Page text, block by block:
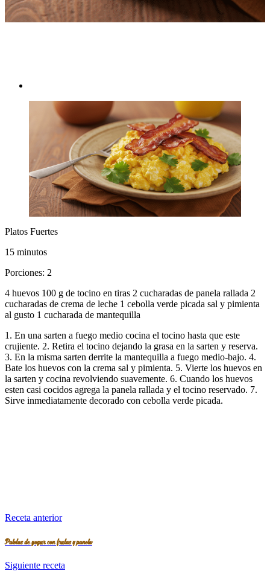
Platos Fuertes
15 minutos
Porciones: 2
4 huevos 100 g de tocino en tiras 2 cucharadas de panela rallada 2
cucharadas de crema de leche 1 cebolla verde picada sal y pimienta
al gusto 1 cucharada de mantequilla
1. En una sarten a fuego medio cocina el tocino hasta que este
crujiente. 2. Retira el tocino dejando la grasa en la sarten y reserva.
3. En la misma sarten derrite la mantequilla a fuego medio-bajo. 4.
Bate los huevos con la crema sal y pimienta. 5. Vierte los huevos en
la sarten y cocina revolviendo suavemente. 6. Cuando los huevos
esten casi cocidos agrega la panela rallada y el tocino reservado. 7.
Sirve inmediatamente decorado con cebolla verde picada.
Receta anterior
Paletas de yogur con frutas y panela
Siguiente receta